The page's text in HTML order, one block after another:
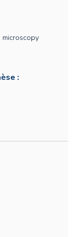
microscopy
: